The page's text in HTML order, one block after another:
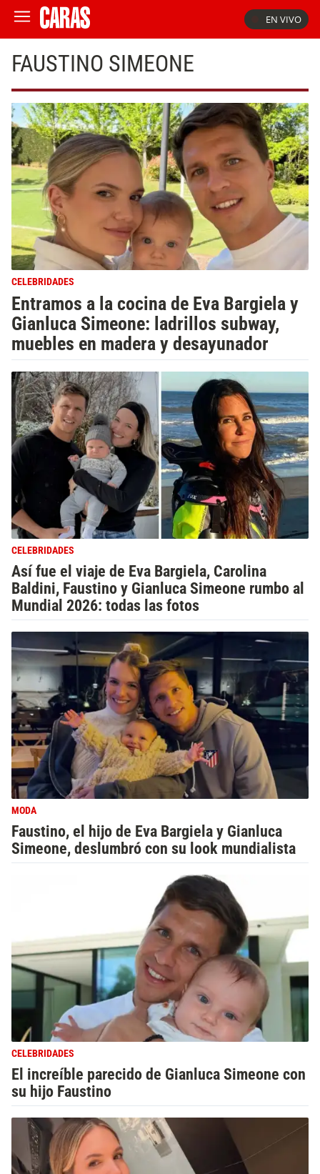
EN VIVO
FAUSTINO SIMEONE
CELEBRIDADES
Entramos a la cocina de Eva Bargiela y
Gianluca Simeone: ladrillos subway,
muebles en madera y desayunador
CELEBRIDADES
Así fue el viaje de Eva Bargiela, Carolina
Baldini, Faustino y Gianluca Simeone rumbo al
Mundial 2026: todas las fotos
MODA
Faustino, el hijo de Eva Bargiela y Gianluca
Simeone, deslumbró con su look mundialista
CELEBRIDADES
El increíble parecido de Gianluca Simeone con
su hijo Faustino